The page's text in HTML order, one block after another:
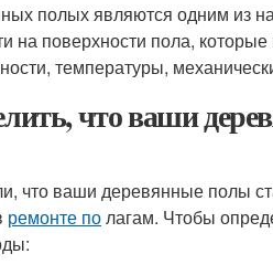
полых являются одним из
на поверхности пола,
температуры,
что ваши
что ваши деревянные полы
ремонте полагам. Чтобы